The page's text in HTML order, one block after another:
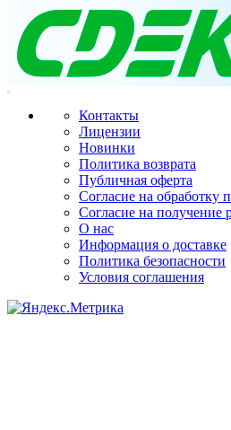
Контакты
Лицензии
Новинки
Политика возврата
Публичная оферта
Согласие на обработку
Согласие на получение
О нас
Информация о доставке
Политика безопасности
Условия соглашения